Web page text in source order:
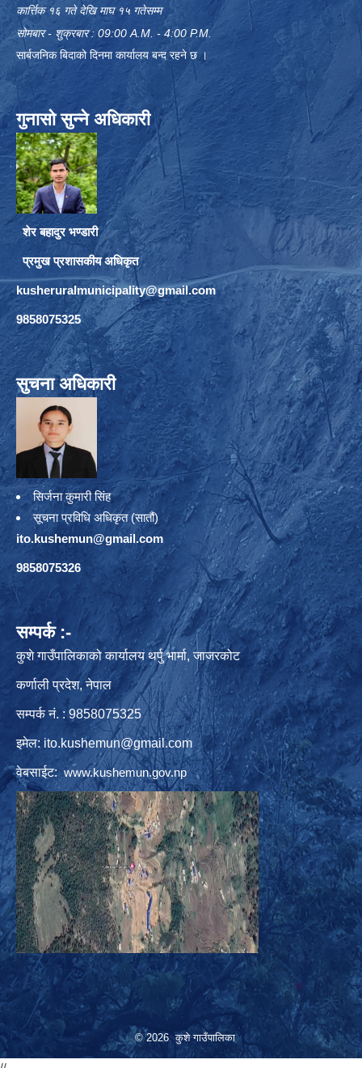
कार्त्तिक १६ गते देखि माघ १५ गतेसम्म
सोमबार - शुक्रबार : 09:00 A.M. - 4:00 P.M.
सार्बजनिक बिदाको दिनमा कार्यालय बन्द रहने छ ।
गुनासो सुन्ने अधिकारी
शेर बहादुर भण्डारी
प्रमुख प्रशासकीय अधिकृत
kusheruralmunicipality@gmail.com
9858075325
सुचना अधिकारी
सिर्जना कुमारी सिंह
सूचना प्रविधि अधिकृत (सातौं)
ito.kushemun@gmail.com
9858075326
सम्पर्क :-
कुशे गाउँपालिकाको कार्यालय थर्पु भार्मा, जाजरकोट
कर्णाली प्रदेश, नेपाल
सम्पर्क नं. : 9858075325
इमेल: ito.kushemun@gmail.com
वेबसाईट:www.kushemun.gov.np
© 2026 कुशे गाउँपालिका